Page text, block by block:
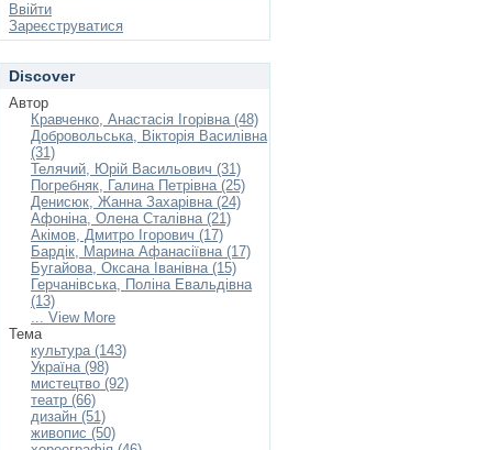
Ввійти
Зареєструватися
Discover
Автор
Кравченко, Анастасія Ігорівна (48)
Добровольська, Вікторія Василівна
(31)
Телячий, Юрій Васильович (31)
Погребняк, Галина Петрівна (25)
Денисюк, Жанна Захарівна (24)
Афоніна, Олена Сталівна (21)
Акімов, Дмитро Ігорович (17)
Бардік, Марина Афанасіївна (17)
Бугайова, Оксана Іванівна (15)
Герчанівська, Поліна Евальдівна
(13)
... View More
Тема
культура (143)
Україна (98)
мистецтво (92)
театр (66)
дизайн (51)
живопис (50)